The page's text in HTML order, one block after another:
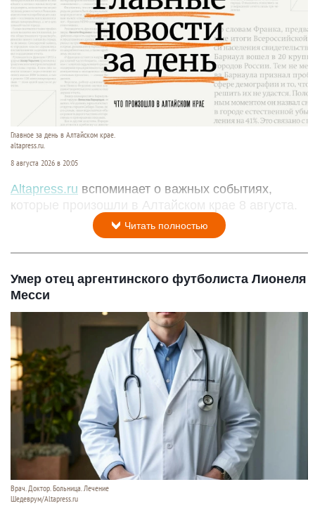
Главное за день в Алтайском крае.
altapress.ru.
8 августа 2026 в 20:05
Altapress.ru вспоминает о важных событиях,
которые произошли в Алтайском крае 8 августа.
Читать полностью
Умер отец аргентинского футболиста Лионеля
Месси
Врач. Доктор. Больница. Лечение
Шедеврум/Altapress.ru